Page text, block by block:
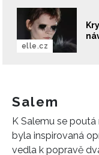
elle.cz
Salem
K Salemu se
byla inspirovaná
vedla k popravě